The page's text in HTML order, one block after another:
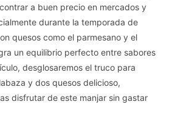
a buen precio en mercados y
durante la temporada de
quesos como el parmesano y el
un equilibrio perfecto entre sabores
desglosaremos el truco para
y dos quesos delicioso,
disfrutar de este manjar sin gastar